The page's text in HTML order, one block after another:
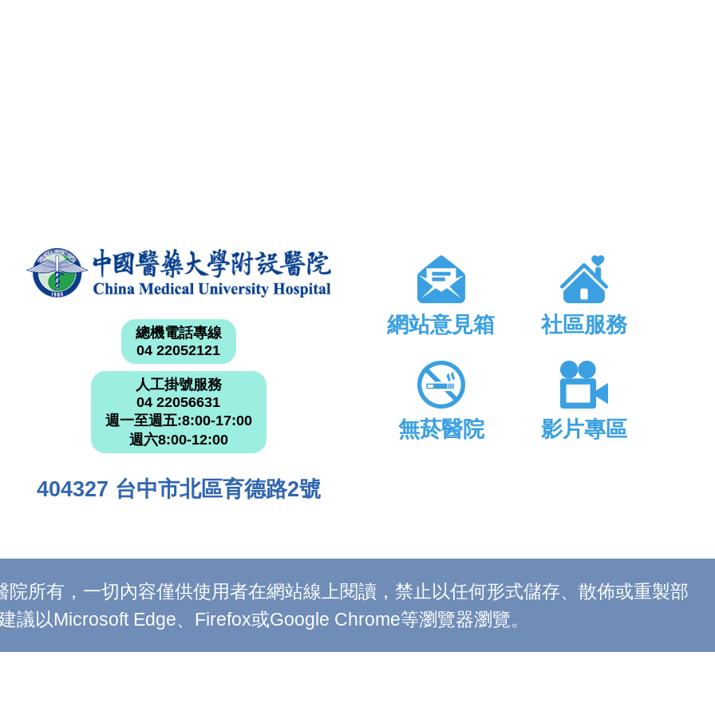
總機電話專線
04 22052121
人工掛號服務
04 22056631
週一至週五:8:00-17:00
週六8:00-12:00
404327 台中市北區育德路2號
網站意見箱 社區服務
無菸醫院 影片專區
所有，一切內容僅供使用者在網站線上閱讀，禁止以任何形式儲存、散佈或重製部
議以Microsoft Edge、Firefox或Google Chrome等瀏覽器瀏覽。